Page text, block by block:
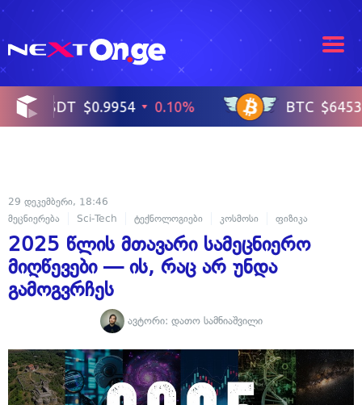
29 დეკემბერი, 18:46
მეცნიერება
Sci-Tech ტექნოლოგიები კოსმოსი ფიზიკა
2025 წლის მთავარი სამეცნიერო
მიღწევები — ის, რაც არ უნდა
გამოგვრჩეს
ავტორი: დათო სამნიაშვილი